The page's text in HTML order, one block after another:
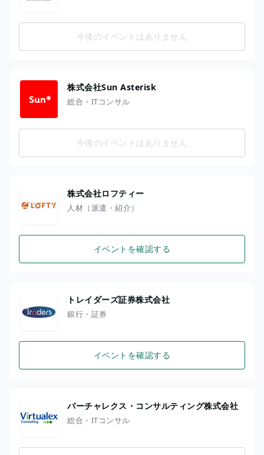
今後のイベントはありません
株式会社Sun Asterisk
総合・ITコンサル
今後のイベントはありません
株式会社ロフティー
人材（派遣・紹介）
イベントを確認する
トレイダーズ証券株式会社
銀行・証券
イベントを確認する
バーチャレクス・コンサルティング株式会社
総合・ITコンサル